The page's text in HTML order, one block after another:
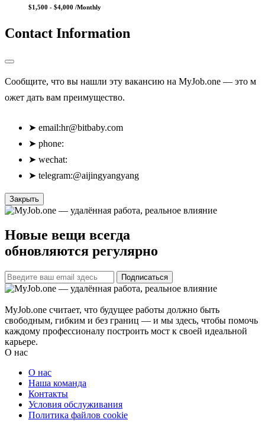
$1,500 - $4,000 /Monthly
Contact Information
Сообщите, что вы нашли эту вакансию на MyJob.one — это м
ожет дать вам преимущество.
➤ email:hr@bitbaby.com
➤ phone:
➤ wechat:
➤ telegram:@aijingyangyang
Закрыть
Новые вещи всегда
обновляются регулярно
Подписаться
MyJob.one считает, что будущее работы должно быть
свободным, гибким и без границ — и мы здесь, чтобы помочь
каждому профессионалу построить мост к своей идеальной
карьере.
О нас
О нас
Наша команда
Контакты
Условия обслуживания
Политика файлов cookie